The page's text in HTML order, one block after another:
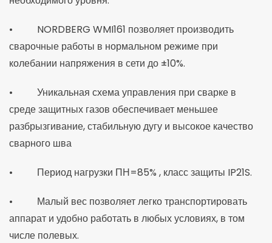
• NORDBERG WMI161 позволяет производить
сварочные работы в нормальном режиме при
колебании напряжения в сети до ±10%.
• Уникальная схема управления при сварке в
среде защитных газов обеспечивает меньшее
разбрызгивание, стабильную дугу и высокое качество
сварного шва
• Период нагрузки ПН=85% , класс защиты IP21S.
• Малый вес позволяет легко транспортировать
аппарат и удобно работать в любых условиях, в том
числе полевых.